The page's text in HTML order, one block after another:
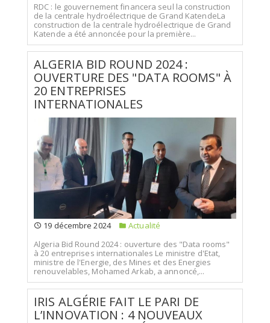
RDC : le gouvernement financera seul la construction
de la centrale hydroélectrique de Grand KatendeLa
construction de la centrale hydroélectrique de Grand
Katende a été annoncée pour la première...
ALGERIA BID ROUND 2024 :
OUVERTURE DES "DATA ROOMS" À
20 ENTREPRISES
INTERNATIONALES
19 décembre 2024
Actualité
Algeria Bid Round 2024 : ouverture des "Data rooms"
à 20 entreprises internationales Le ministre d'Etat,
ministre de l'Energie, des Mines et des Energies
renouvelables, Mohamed Arkab, a annoncé,...
IRIS ALGÉRIE FAIT LE PARI DE
L’INNOVATION : 4 NOUVEAUX